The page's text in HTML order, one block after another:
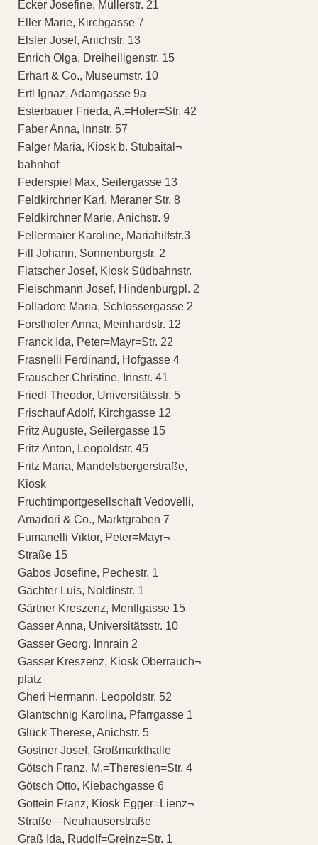
Ecker Josefine, Müllerstr. 21
Eller Marie, Kirchgasse 7
Elsler Josef, Anichstr. 13
Enrich Olga, Dreiheiligenstr. 15
Erhart & Co., Museumstr. 10
Ertl Ignaz, Adamgasse 9a
Esterbauer Frieda, A.=Hofer=Str. 42
Faber Anna, Innstr. 57
Falger Maria, Kiosk b. Stubaital¬
bahnhof
Federspiel Max, Seilergasse 13
Feldkirchner Karl, Meraner Str. 8
Feldkirchner Marie, Anichstr. 9
Fellermaier Karoline, Mariahilfstr.3
Fill Johann, Sonnenburgstr. 2
Flatscher Josef, Kiosk Südbahnstr.
Fleischmann Josef, Hindenburgpl. 2
Folladore Maria, Schlossergasse 2
Forsthofer Anna, Meinhardstr. 12
Franck Ida, Peter=Mayr=Str. 22
Frasnelli Ferdinand, Hofgasse 4
Frauscher Christine, Innstr. 41
Friedl Theodor, Universitätsstr. 5
Frischauf Adolf, Kirchgasse 12
Fritz Auguste, Seilergasse 15
Fritz Anton, Leopoldstr. 45
Fritz Maria, Mandelsbergerstraße,
Kiosk
Fruchtimportgesellschaft Vedovelli,
Amadori & Co., Marktgraben 7
Fumanelli Viktor, Peter=Mayr¬
Straße 15
Gabos Josefine, Pechestr. 1
Gächter Luis, Noldinstr. 1
Gärtner Kreszenz, Mentlgasse 15
Gasser Anna, Universitätsstr. 10
Gasser Georg. Innrain 2
Gasser Kreszenz, Kiosk Oberrauch¬
platz
Gheri Hermann, Leopoldstr. 52
Glantschnig Karolina, Pfarrgasse 1
Glück Therese, Anichstr. 5
Gostner Josef, Großmarkthalle
Götsch Franz, M.=Theresien=Str. 4
Götsch Otto, Kiebachgasse 6
Gottein Franz, Kiosk Egger=Lienz¬
Straße—Neuhauserstraße
Graß Ida, Rudolf=Greinz=Str. 1